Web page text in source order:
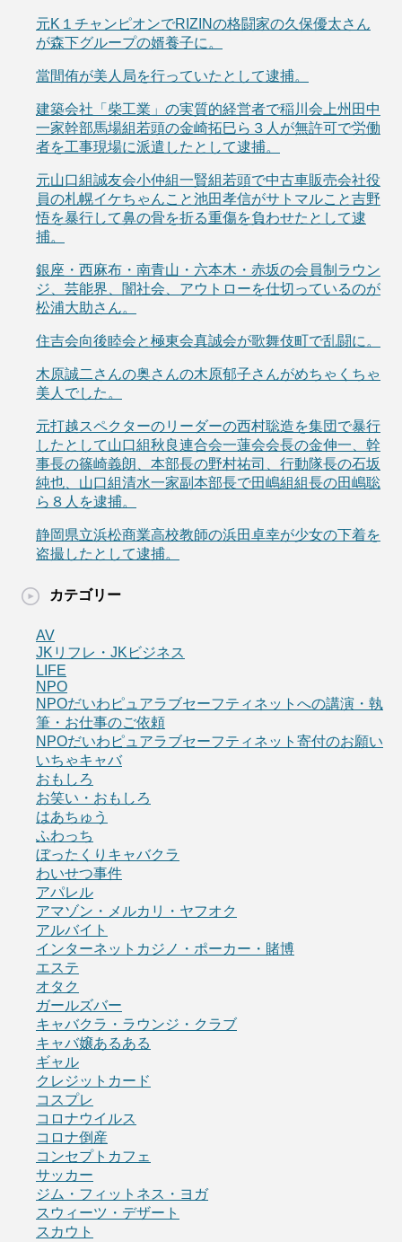
元K１チャンピオンでRIZINの格闘家の久保優太さん
が森下グループの婿養子に。
當間侑が美人局を行っていたとして逮捕。
建築会社「柴工業」の実質的経営者で稲川会上州田中
一家幹部馬場組若頭の金崎拓巳ら３人が無許可で労働
者を工事現場に派遣したとして逮捕。
元山口組誠友会小仲組一賢組若頭で中古車販売会社役
員の札幌イケちゃんこと池田孝信がサトマルこと吉野
悟を暴行して鼻の骨を折る重傷を負わせたとして逮
捕。
銀座・西麻布・南青山・六本木・赤坂の会員制ラウン
ジ、芸能界、闇社会、アウトローを仕切っているのが
松浦大助さん。
住吉会向後睦会と極東会真誠会が歌舞伎町で乱闘に。
木原誠二さんの奥さんの木原郁子さんがめちゃくちゃ
美人でした。
元打越スペクターのリーダーの西村聡造を集団で暴行
したとして山口組秋良連合会一蓮会会長の金伸一、幹
事長の篠崎義朗、本部長の野村祐司、行動隊長の石坂
純也、山口組清水一家副本部長で田嶋組組長の田嶋聡
ら８人を逮捕。
静岡県立浜松商業高校教師の浜田卓幸が少女の下着を
盗撮したとして逮捕。
カテゴリー
AV
JKリフレ・JKビジネス
LIFE
NPO
NPOだいわピュアラブセーフティネットへの講演・執
筆・お仕事のご依頼
NPOだいわピュアラブセーフティネット寄付のお願い
いちゃキャバ
おもしろ
お笑い・おもしろ
はあちゅう
ふわっち
ぼったくりキャバクラ
わいせつ事件
アパレル
アマゾン・メルカリ・ヤフオク
アルバイト
インターネットカジノ・ポーカー・賭博
エステ
オタク
ガールズバー
キャバクラ・ラウンジ・クラブ
キャバ嬢あるある
ギャル
クレジットカード
コスプレ
コロナウイルス
コロナ倒産
コンセプトカフェ
サッカー
ジム・フィットネス・ヨガ
スウィーツ・デザート
スカウト